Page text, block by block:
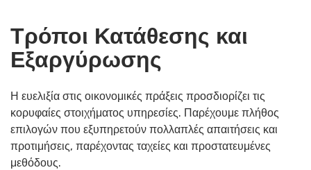
Τρόποι Κατάθεσης και
Εξαργύρωσης
Η ευελιξία στις οικονομικές πράξεις προσδιορίζει τις
κορυφαίες στοιχήματος υπηρεσίες. Παρέχουμε πλήθος
επιλογών που εξυπηρετούν πολλαπλές απαιτήσεις και
προτιμήσεις, παρέχοντας ταχείες και προστατευμένες
μεθόδους.